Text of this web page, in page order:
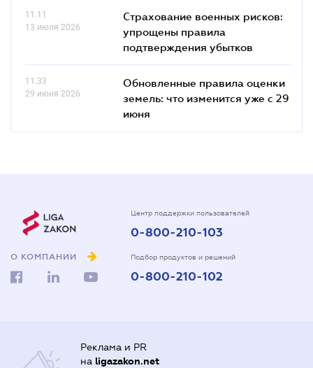
11.11
13 июля 2026
Страхование военных рисков:
упрощены правила
подтверждения убытков
11.33
29 июня 2026
Обновленные правила оценки
земель: что изменится уже с 29
июня
О КОМПАНИИ
Центр поддержки пользователей
0-800-210-103
Подбор продуктов и решений
0-800-210-102
Реклама и PR
на ligazakon.net